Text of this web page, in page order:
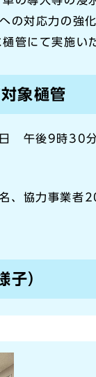
対応力の強
管にて実施い
象樋管
午後9時30
、協力事業者
）